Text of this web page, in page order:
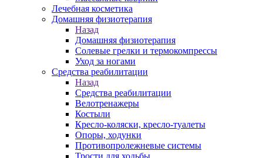
Лечебная косметика
Домашняя физиотерапия
Назад
Домашняя физиотерапия
Солевые грелки и термокомпрессы
Уход за ногами
Средства реабилитации
Назад
Средства реабилитации
Велотренажеры
Костыли
Кресло-коляски, кресло-туалеты
Опоры, ходунки
Противопролежневые системы
Трости для ходьбы